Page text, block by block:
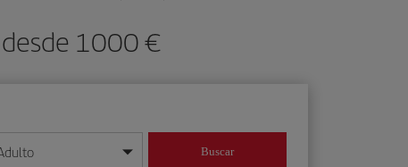
desde 1000 €
día/mes/año
Buscar